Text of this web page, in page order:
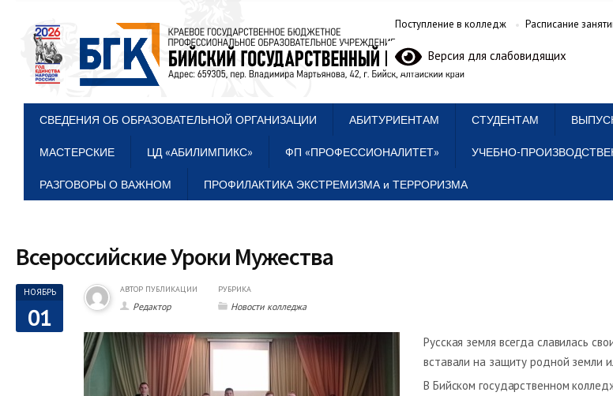
Поступление в колледж Расписание
Версия для слабовидящих
СВЕДЕНИЯ ОБ ОБРАЗОВАТЕЛЬНОЙ ОРГАНИЗАЦИИ АБИТУРИЕНТАМ СТУДЕНТАМ
МАСТЕРСКИЕ ЦД «АБИЛИМПИКС» ФП «ПРОФЕССИОНАЛИТЕТ» УЧЕБНО-
РАЗГОВОРЫ О ВАЖНОМ ПРОФИЛАКТИКА ЭКСТРЕМИЗМА и ТЕРРОРИЗМА
Всероссийские Уроки Мужества
НОЯБРЬ
01
АВТОР ПУБЛИКАЦИИ
Редактор
РУБРИКА
Новости колледжа
Русская земля всегда славилась
вставали на защиту родной земли
В Бийском государственном